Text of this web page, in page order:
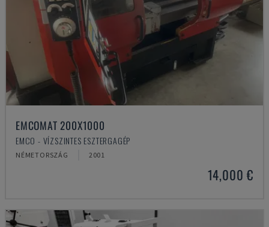
EMCOMAT 200X1000
EMCO - VÍZSZINTES ESZTERGAGÉP
NÉMETORSZÁG 2001
14,000 €